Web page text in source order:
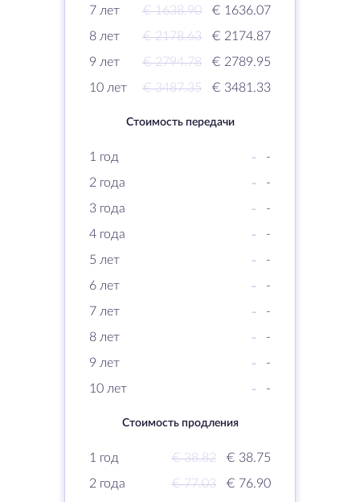
7 лет
€ 1638.90
€ 1636.07
8 лет
€ 2178.63
€ 2174.87
9 лет
€ 2794.78
€ 2789.95
10 лет
€ 3487.35 € 3481.33
Стоимость передачи
1 год -
-
2 года
-
-
3 года
-
-
4 года
-
-
5 лет
-
-
6 лет
-
-
7 лет
-
-
8 лет
-
-
9 лет
-
-
10 лет
- -
Стоимость продления
1 год € 38.82
€ 38.75
2 года
€ 77.03
€ 76.90